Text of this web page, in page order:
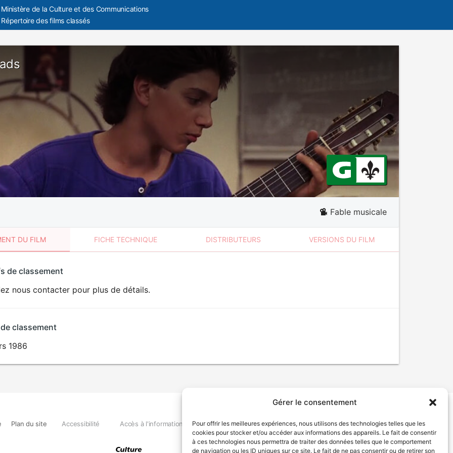
Gérer le consentement
Pour offrir les meilleures expériences, nous utilisons des technologies telles que les
cookies pour stocker et/ou accéder aux informations des appareils. Le fait de consentir
à ces technologies nous permettra de traiter des données telles que le comportement
de navigation ou les ID uniques sur ce site. Le fait de ne pas consentir ou de retirer son
Ministère de la Culture et des Communications
Répertoire des films classés
Fable musicale
DU FILM FICHE TECHNIQUE DISTRIBUTEURS VERSIONS DU FILM
de classement
nous contacter pour plus de détails.
classement
1986
Plan du site Accessibilité Accès à l'information Déclaration de services Politique de confidentialité